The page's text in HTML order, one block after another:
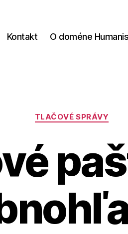
Kontakt O doméne
Kategórie
TLAČOVÉ SPRÁVY